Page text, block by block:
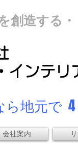
創造する・
ら地元で 4
会社案内